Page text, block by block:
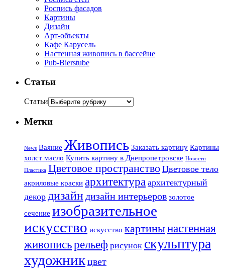
Роспись фасадов
Картины
Дизайн
Арт-объекты
Кафе Карусель
Настенная живопись в бассейне
Pub-Bierstube
Статьи
Статьи
Метки
News Ваяние Живопись Заказать картину Картины
холст масло Купить картину в Днепропетровске Новости
Пластика Цветовое пространство Цветовое тело
акриловые краски архитектура архитектурный
декор дизайн дизайн интерьеров золотое
сечение изобразительное
искусство искусство картинынастенная
живописьрельеф рисунок скульптура
художникцвет